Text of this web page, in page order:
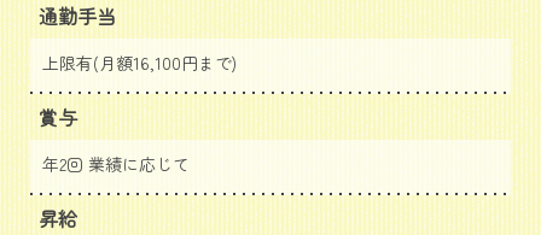
通勤手当
上限有(月額16,100円まで)
賞与
年2回 業績に応じて
昇給